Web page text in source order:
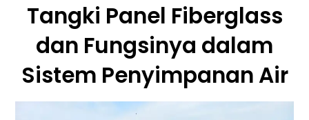
Tangki Panel Fiberglass
dan Fungsinya dalam
Sistem Penyimpanan Air